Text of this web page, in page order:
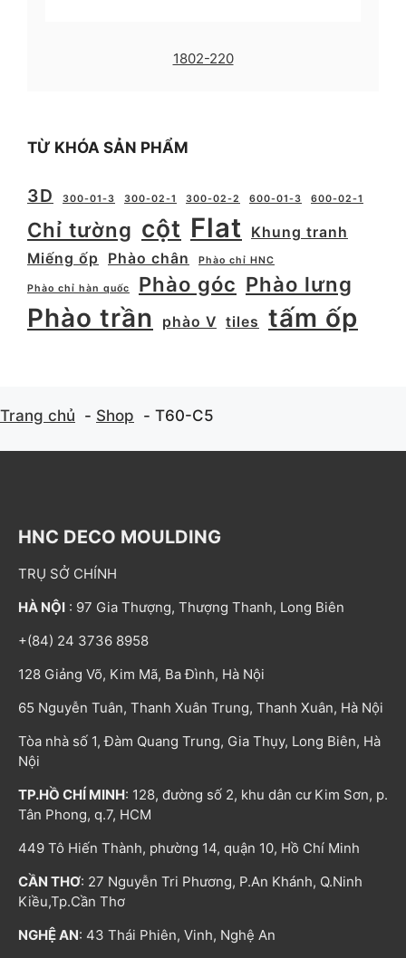
1802-220
TỪ KHÓA SẢN PHẨM
3D 300-01-3 300-02-1 300-02-2 600-01-3 600-02-1
Chỉ tường cột Flat
Khung tranh
Miếng ốp
Phào chân Phào chỉ HNC
Phào chỉ hàn quốc Phào góc Phào lưng
Phào trần phào V tiles tấm ốp
Trang chủ Shop T60-C5
HNC DECO MOULDING
TRỤ SỞ CHÍNH
HÀ NỘI : 97 Gia Thượng, Thượng Thanh, Long Biên
+(84) 24 3736 8958
128 Giảng Võ, Kim Mã, Ba Đình, Hà Nội
65 Nguyễn Tuân, Thanh Xuân Trung, Thanh Xuân, Hà Nội
Tòa nhà số 1, Đàm Quang Trung, Gia Thụy, Long Biên, Hà
Nội
TP.HỒ CHÍ MINH: 128, đường số 2, khu dân cư Kim Sơn, p.
Tân Phong, q.7, HCM
449 Tô Hiến Thành, phường 14, quận 10, Hồ Chí Minh
CẦN THƠ: 27 Nguyễn Tri Phương, P.An Khánh, Q.Ninh
Kiều,Tp.Cần Thơ
NGHỆ AN: 43 Thái Phiên, Vinh, Nghệ An